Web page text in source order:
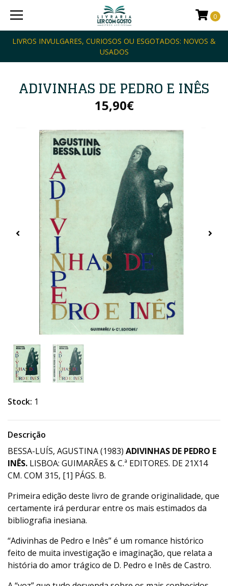
LIVROS INVULGARES, CURIOSOS OU ESGOTADOS: NOVOS &
USADOS
0
ADIVINHAS DE PEDRO E INÊS
15,90€
Stock: 1
Descrição
BESSA-LUÍS, AGUSTINA (1983) ADIVINHAS DE PEDRO E
INÊS. LISBOA: GUIMARÃES & C.ª EDITORES. DE 21X14
CM. COM 315, [1] PÁGS. B.
Primeira edição deste livro de grande originalidade, que
certamente irá perdurar entre os mais estimados da
bibliografia inesiana.
“Adivinhas de Pedro e Inês” é um romance histórico
feito de muita investigação e imaginação, que relata a
história do amor trágico de D. Pedro e Inês de Castro.